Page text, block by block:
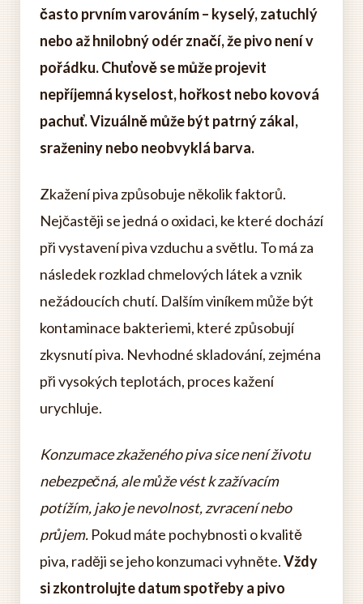
často prvním varováním – kyselý, zatuchlý
nebo až hnilobný odér značí, že pivo není v
pořádku. Chuťově se může projevit
nepříjemná kyselost, hořkost nebo kovová
pachuť. Vizuálně může být patrný zákal,
sraženiny nebo neobvyklá barva.
Zkažení piva způsobuje několik faktorů.
Nejčastěji se jedná o oxidaci, ke které dochází
při vystavení piva vzduchu a světlu. To má za
následek rozklad chmelových látek a vznik
nežádoucích chutí. Dalším viníkem může být
kontaminace bakteriemi, které způsobují
zkysnutí piva. Nevhodné skladování, zejména
při vysokých teplotách, proces kažení
urychluje.
Konzumace zkaženého piva sice není životu
nebezpečná, ale může vést k zažívacím
potížím, jako je nevolnost, zvracení nebo
průjem. Pokud máte pochybnosti o kvalitě
piva, raději se jeho konzumaci vyhněte.Vždy
si zkontrolujte datum spotřeby a pivo